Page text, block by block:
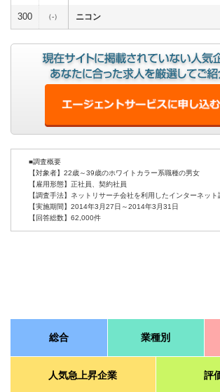
300 （-） ニコン
■調査概要
【対象者】22歳～39歳のホワイトカラー系職種の男女
【雇用形態】正社員、契約社員
【調査手法】ネットリサーチ会社を利用したインターネット
【実施期間】2014年3月27日～2014年3月31日
【回答総数】62,000件
総合 業種別
人気急上昇企業 評